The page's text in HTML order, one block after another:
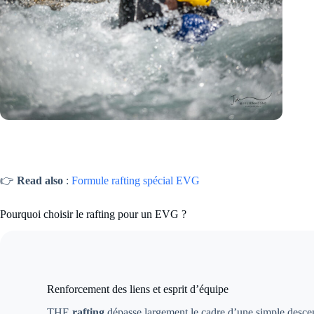
👉 Read also : Formule rafting spécial EVG
Pourquoi choisir le rafting pour un EVG ?
Renforcement des liens et esprit d’équipe